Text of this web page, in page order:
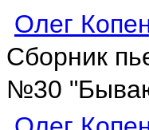
Олег
Сборник
№30